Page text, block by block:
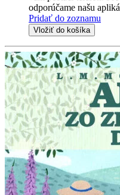
odporúčame našu
Pridať do zoznamu
Vložiť do košíka